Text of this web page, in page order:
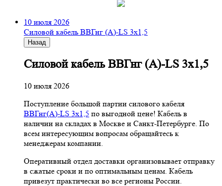
10 июля 2026
Cиловой кабель ВВГнг (A)-LS 3х1,5
Назад
Cиловой кабель ВВГнг (A)-LS 3х1,5
10 июля 2026
Поступление большой партии силового кабеля
ВВГнг(A)-LS 3х1,5 по выгодной цене! Кабель в
наличии на складах в Москве и Санкт-Петербурге. По
всем интересующим вопросам обращайтесь к
менеджерам компании.
Оперативный отдел доставки организовывает отправку
в сжатые сроки и по оптимальным ценам. Кабель
привезут практически во все регионы России.